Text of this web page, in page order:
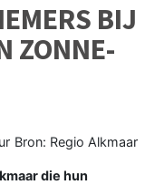
BIJ
ZONNE-
Bron: Regio Alkmaar
die hun